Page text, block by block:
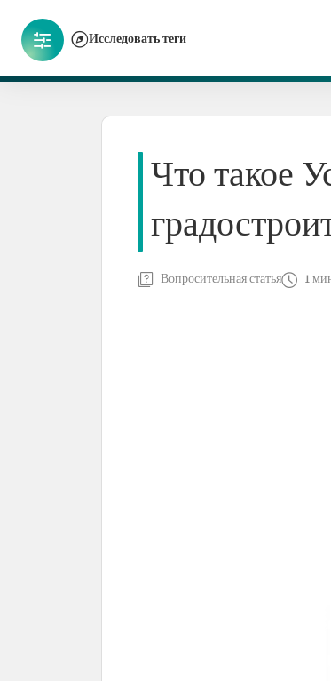
Исследовать теги
Что такое
Вопросительная статья 1